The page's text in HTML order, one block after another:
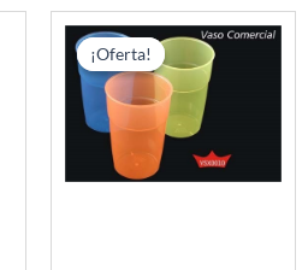
S/ 421.20.
¡Oferta!
¡Oferta!
El
precio
original
era:
S/ 175.00.
El